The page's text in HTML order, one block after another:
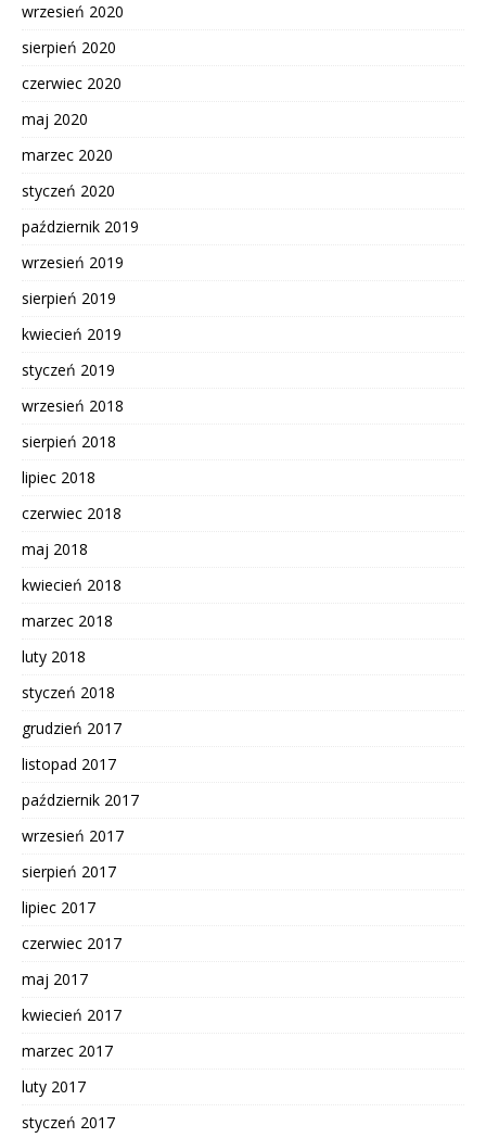
wrzesień 2020
sierpień 2020
czerwiec 2020
maj 2020
marzec 2020
styczeń 2020
październik 2019
wrzesień 2019
sierpień 2019
kwiecień 2019
styczeń 2019
wrzesień 2018
sierpień 2018
lipiec 2018
czerwiec 2018
maj 2018
kwiecień 2018
marzec 2018
luty 2018
styczeń 2018
grudzień 2017
listopad 2017
październik 2017
wrzesień 2017
sierpień 2017
lipiec 2017
czerwiec 2017
maj 2017
kwiecień 2017
marzec 2017
luty 2017
styczeń 2017